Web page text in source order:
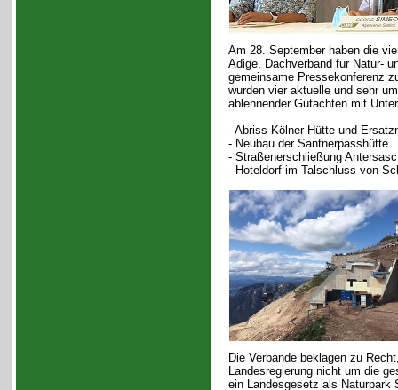
Am 28. September haben die
Adige, Dachverband für Natur-
gemeinsame Pressekonferenz
wurden vier aktuelle und sehr
ablehnender Gutachten mit
- Abriss Kölner Hütte und
- Neubau der Santnerpasshütte
- Straßenerschließung Antersasc
- Hoteldorf im Talschluss von
Die Verbände beklagen zu
Landesregierung nicht um die
ein Landesgesetz als Naturpark